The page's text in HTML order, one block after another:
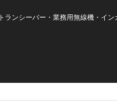
トランシーバー・業務用無線機・イ